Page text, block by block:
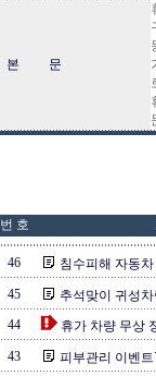
본 문
번 호
46 침수피해 자동
45 추석맞이 귀성
44
휴가 차량 무상
43 피부관리 이벤트`